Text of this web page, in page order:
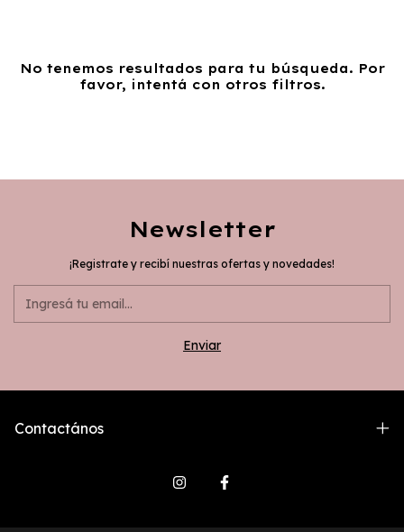
No tenemos resultados para tu búsqueda. Por
favor, intentá con otros filtros.
Newsletter
¡Registrate y recibí nuestras ofertas y novedades!
Contactános